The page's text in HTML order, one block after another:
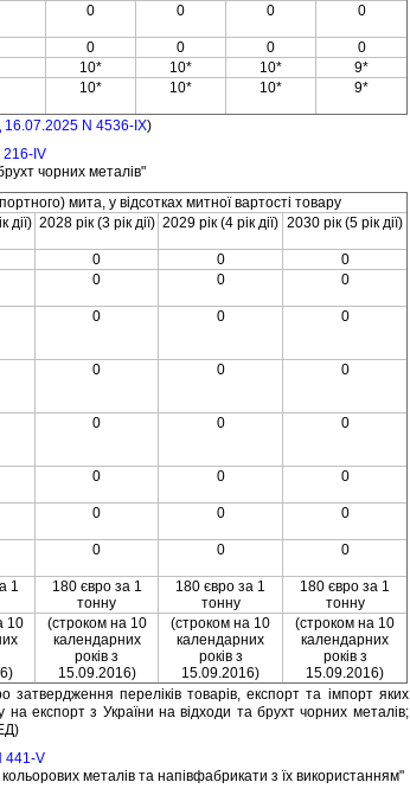
0 0 0 0
0 0 0
0
10* 10* 10*
9*
10* 10* 10* 9*
16.07.2025 N 4536-IX)
216-IV
чорних металiв"
мита, у вiдсотках митної вартостi товару
дiї) 2028 рiк (3 рiк дiї) 2029 рiк (4 рiк дiї) 2030 рiк (5 рiк дiї)
0 0
0
0 0 0
0 0 0
0 0 0
0 0 0
0 0 0
0 0 0
0 0 0
1
180 євро за 1
тонну
180 євро за 1
тонну
180 євро за 1
тонну
10
(строком на 10
календарних
рокiв з
15.09.2016)
(строком на 10
календарних
рокiв з
15.09.2016)
(строком на 10
календарних
рокiв з
15.09.2016)
затвердження перелiкiв товарiв, експорт та iмпорт яких
експорт з України на вiдходи та брухт чорних металiв;
441-V
металiв та напiвфабрикати з їх використанням"